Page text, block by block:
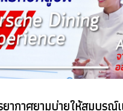
ากาศยามบ่ายให้สมบูรณ์